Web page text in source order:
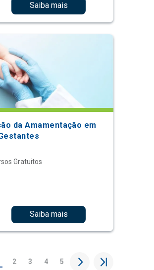
Saiba mais
da Amamentação em
Gratuitos
Saiba mais
2 3 4 5